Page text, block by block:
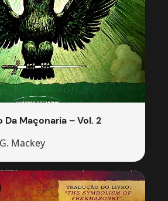
Da Maçonaria – Vol. 2
Mackey